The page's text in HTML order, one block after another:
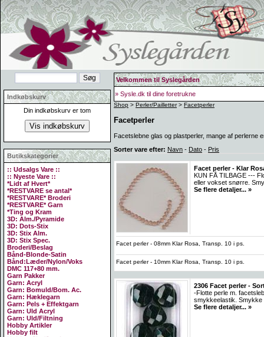
Indkøbskurv
Din indkøbskurv er tom
Butikskategorier
:: Udsalgs Vare ::
:: Nyeste Vare ::
*Lidt af Hvert*
*RESTVARE se antal*
*RESTVARE* Broderi
*RESTVARE* Garn
*Ting og Kram
3D: Alm./Pyramide
3D: Dots-Stix
3D: Stix Alm.
3D: Stix Spec.
Broderi/Beslag
Bånd-Blonde-Satin
Bånd:Læder/Nylon/Voks
DMC 117+80 mm.
Garn Pakker
Garn: Acryl
Garn: Bomuld/Bom. Ac.
Garn: Hæklegarn
Garn: Pels + Effektgarn
Garn: Uld Acryl
Garn: Uld/Filtning
Hobby Artikler
Hobby filt
Velkommen til Syslegården
» Sysle.dk til dine foretrukne
Shop > Perler/Pailletter> Facetperler
Facetperler
Facetslebne glas og plastperler, mange af perlerne
Sorter vare efter: Navn - Dato - Pris
Facet perler - Klar
KUN FÅ TILBAGE ---
eller vokset snørre.
Se flere detaljer... »
Facet perler - 08mm Klar Rosa, Transp. 10 i ps.
Facet perler - 10mm Klar Rosa, Transp. 10 i ps.
2306 Facet perler -
-Flotte perle m.
smykkeelastik. Smykke
Se flere detaljer... »